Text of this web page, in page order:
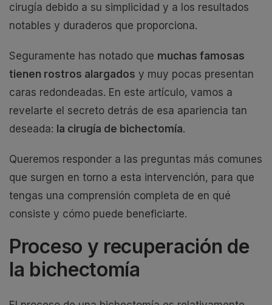
cirugía debido a su simplicidad y a los resultados
notables y duraderos que proporciona.
Seguramente has notado que muchas famosas
tienen rostros alargados y muy pocas presentan
caras redondeadas. En este artículo, vamos a
revelarte el secreto detrás de esa apariencia tan
deseada: la cirugía de bichectomía.
Queremos responder a las preguntas más comunes
que surgen en torno a esta intervención, para que
tengas una comprensión completa de en qué
consiste y cómo puede beneficiarte.
Proceso y recuperación de
la bichectomía